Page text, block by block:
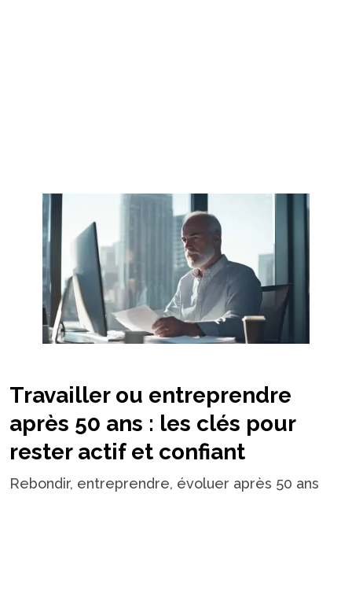
Travailler ou entreprendre
après 50 ans : les clés pour
rester actif et confiant
Rebondir, entreprendre, évoluer après 50 ans